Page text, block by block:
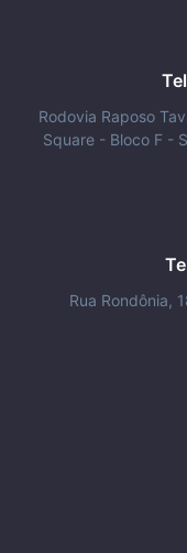
Rodovia Raposo
Square - Bloco F -
Rua Rondônia,